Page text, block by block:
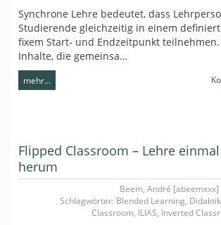
Synchrone Lehre bedeutet, dass
Studierende gleichzeitig in einem
fixem Start- und Endzeitpunkt teilnehmen.
Inhalte, die gemeinsa…
mehr…
Flipped Classroom – Lehre
herum
Beem, André
Schlagwörter: Blended Learning,
Classroom, ILIAS, Inverted